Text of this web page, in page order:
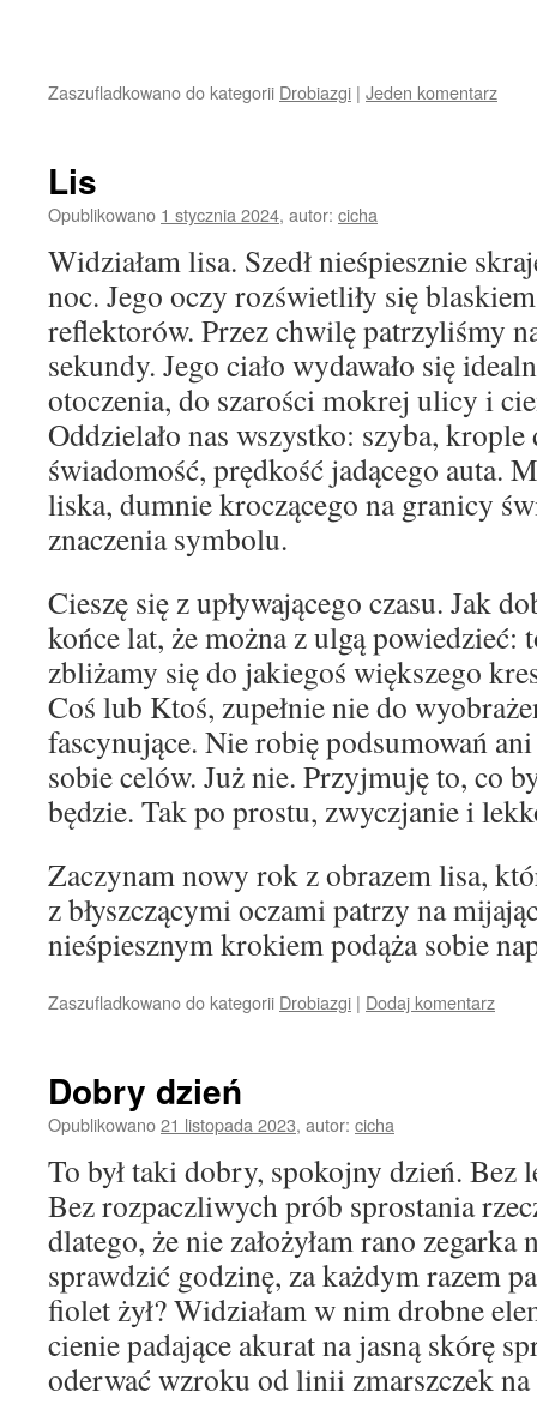
Zaszufladkowano do kategorii Drobiazgi | Jeden komentarz
Lis
Opublikowano 1 stycznia 2024, autor: cicha
Widziałam lisa. Szedł nieśpiesznie
noc. Jego oczy rozświetliły się
reflektorów. Przez chwilę patrzyliśmy
sekundy. Jego ciało wydawało się
otoczenia, do szarości mokrej ulicy i
Oddzielało nas wszystko: szyba, krople
świadomość, prędkość jadącego auta.
liska, dumnie kroczącego na granicy
znaczenia symbolu.
Cieszę się z upływającego czasu. Jak
końce lat, że można z ulgą powiedzieć:
zbliżamy się do jakiegoś większego
Coś lub Ktoś, zupełnie nie do
fascynujące. Nie robię podsumowań
sobie celów. Już nie. Przyjmuję to, co
będzie. Tak po prostu, zwyczjanie i
Zaczynam nowy rok z obrazem lisa,
z błyszczącymi oczami patrzy na
nieśpiesznym krokiem podąża sobie
Zaszufladkowano do kategorii Drobiazgi | Dodaj komentarz
Dobry dzień
Opublikowano21 listopada 2023, autor: cicha
To był taki dobry, spokojny dzień. Bez
Bez rozpaczliwych prób sprostania
dlatego, że nie założyłam rano
sprawdzić godzinę, za każdym razem
fiolet żył? Widziałam w nim drobne
cienie padające akurat na jasną skórę
oderwać wzroku od linii zmarszczek